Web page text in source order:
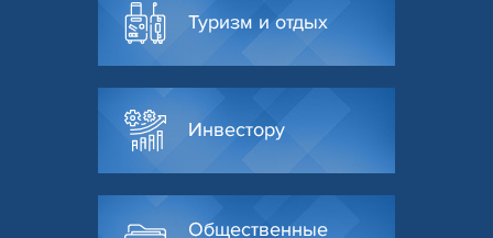
Туризм и отдых
Инвестору
Общественные